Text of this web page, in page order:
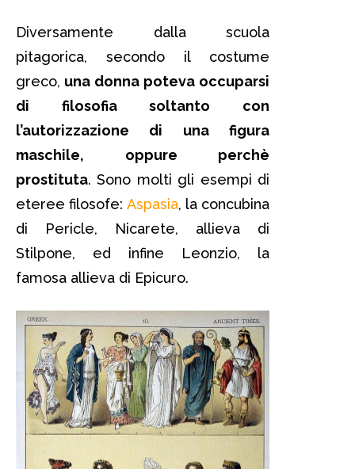
Diversamente dalla scuola
pitagorica, secondo il costume
greco, una donna poteva occuparsi
di filosofia soltanto con
l’autorizzazione di una figura
maschile, oppure perchè
prostituta. Sono molti gli esempi di
eteree filosofe: Aspasia, la concubina
di Pericle, Nicarete, allieva di
Stilpone, ed infine Leonzio, la
famosa allieva di Epicuro.